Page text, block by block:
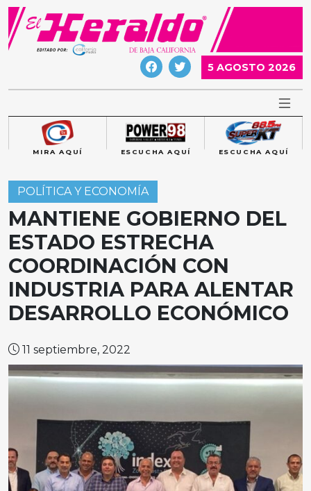
Skip
content
5 AGOSTO 2026
MIRA AQUÍ ESCUCHA AQUÍ ESCUCHA AQUÍ
POLÍTICA Y ECONOMÍA
MANTIENE GOBIERNO DEL
ESTADO ESTRECHA
COORDINACIÓN CON
INDUSTRIA PARA ALENTAR
DESARROLLO ECONÓMICO
11 septiembre, 2022